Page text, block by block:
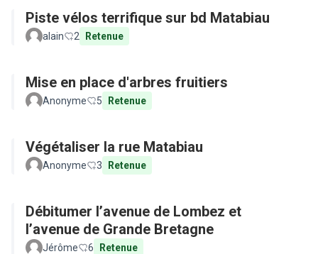
Piste vélos terrifique sur bd Matabiau
alain 2 Retenue
Mise en place d'arbres fruitiers
Anonyme 5 Retenue
Végétaliser la rue Matabiau
Anonyme 3 Retenue
Débitumer l’avenue de Lombez et
l’avenue de Grande Bretagne
Jérôme 6 Retenue